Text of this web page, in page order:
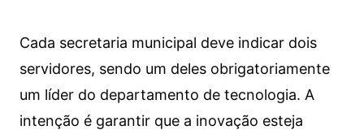
Cada secretaria municipal deve indicar dois
servidores, sendo um deles obrigatoriamente
um líder do departamento de tecnologia. A
intenção é garantir que a inovação esteja